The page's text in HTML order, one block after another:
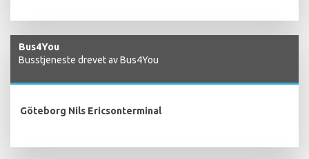
Bus4You
Busstjeneste drevet av Bus4You
Göteborg Nils Ericsonterminal